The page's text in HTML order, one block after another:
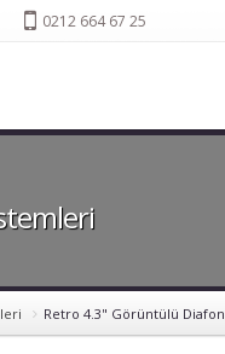
0212 664 67 25
Retro 4.3" Görüntülü Diafon